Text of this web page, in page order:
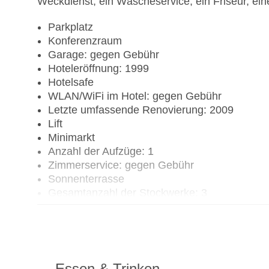
Parkplatz
Konferenzraum
Garage: gegen Gebühr
Hoteleröffnung: 1999
Hotelsafe
WLAN/WiFi im Hotel: gegen Gebühr
Letzte umfassende Renovierung: 2009
Lift
Minimarkt
Anzahl der Aufzüge: 1
Zimmerservice: gegen Gebühr
Sonnenterrasse